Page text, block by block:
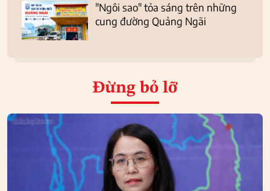
"Ngôi sao" tỏa sáng trên những
cung đường Quảng Ngãi
Đừng bỏ lỡ